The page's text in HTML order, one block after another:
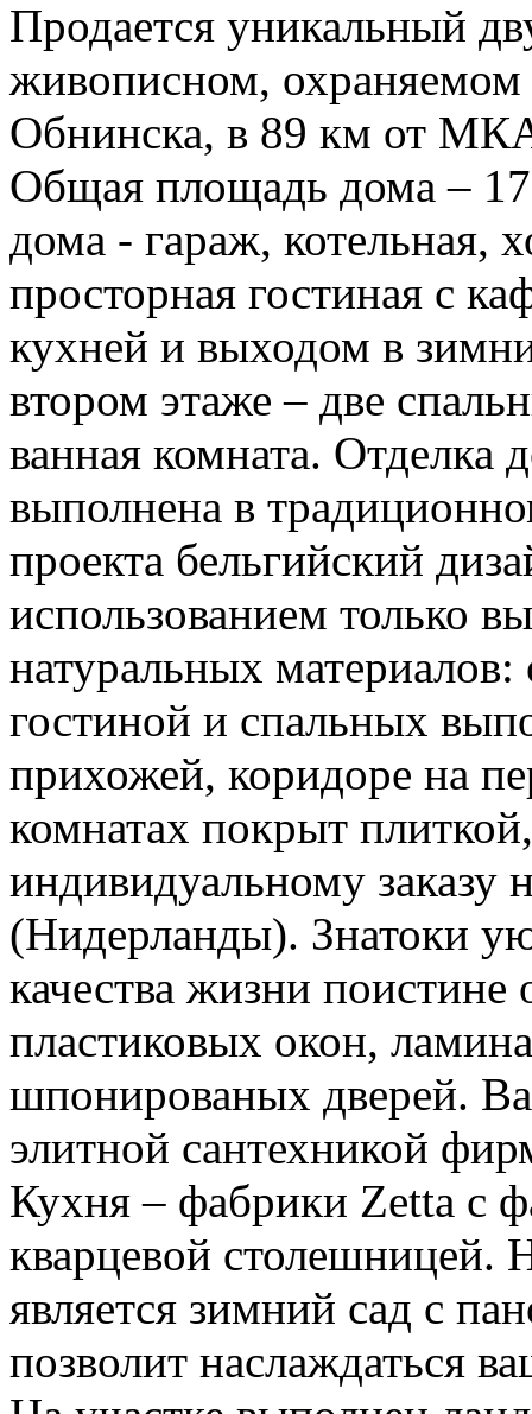
Продается уникальный
живописном, охраняемом
Обнинска, в 89 км от
Общая площадь дома –
дома - гараж, котельная,
просторная гостиная с
кухней и выходом в
втором этаже – две
ванная комната. Отделка
выполнена в
проекта бельгийский
использованием только
натуральных
гостиной и спальных
прихожей, коридоре на
комнатах покрыт
индивидуальному заказу
(Нидерланды). Знатоки
качества жизни поистине
пластиковых окон,
шпонированых дверей.
элитной сантехникой
Кухня – фабрики Zetta с
кварцевой
является зимний сад с
позволит наслаждаться